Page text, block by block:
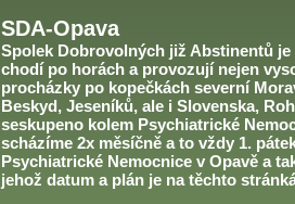
SDA-Opava
Spolek Dobrovolných již Abstinentů
chodí po horách a provozují nejen
procházky po kopečkách severní
Beskyd, Jeseníků, ale i Slovenska,
seskupeno kolem Psychiatrické
scházíme 2x měsíčně a to vždy 1.
Psychiatrické Nemocnice v Opavě a
jehož datum a plán je na těchto